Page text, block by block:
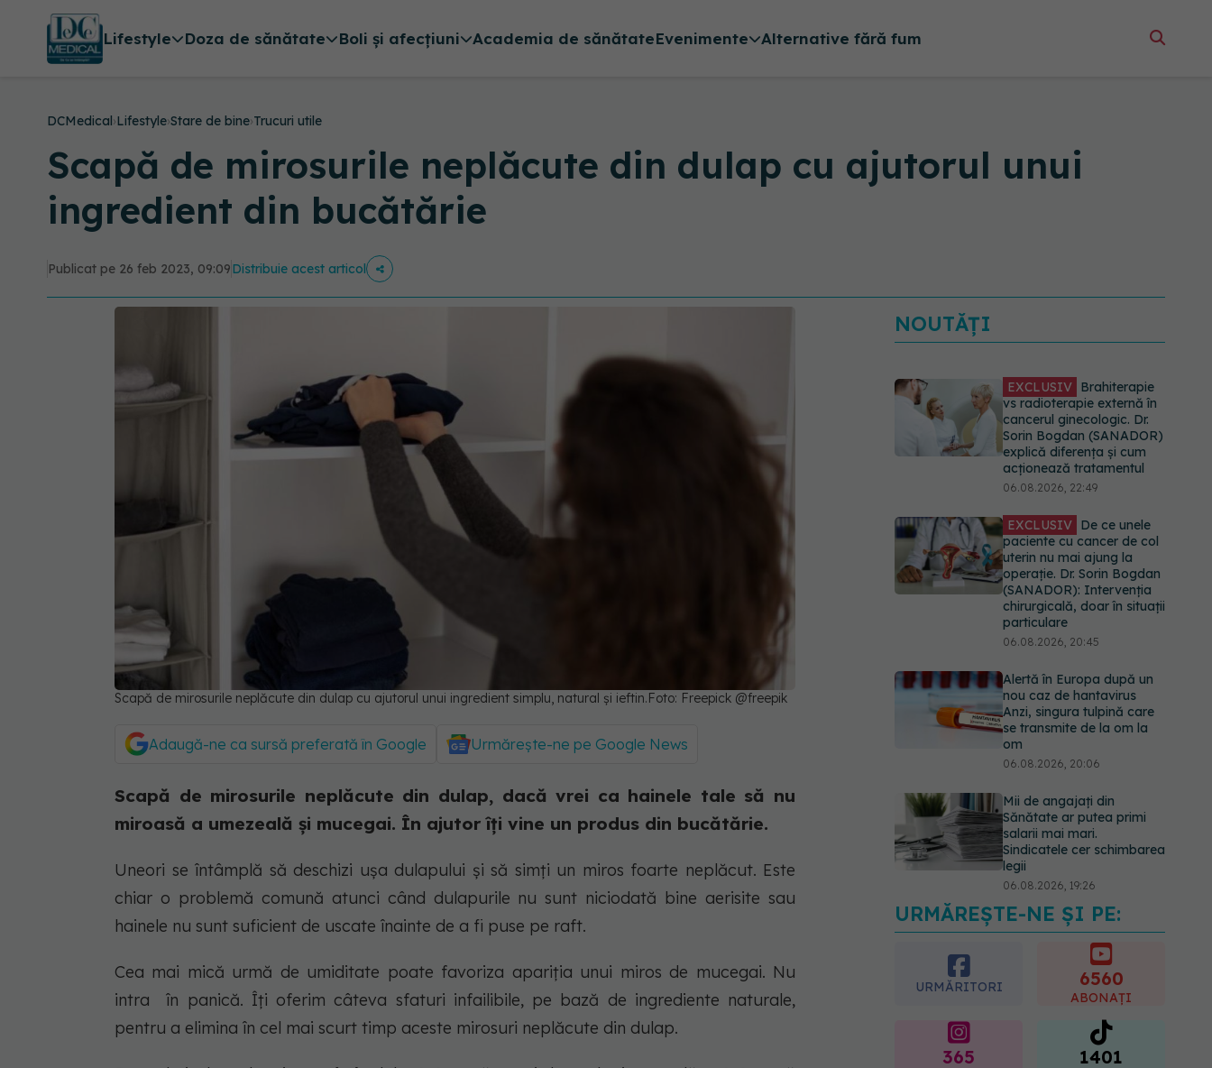
Lifestyle Doza de sănătate Boli și afecțiuni Academia de sănătateEvenimente Alternative fără fum
DCMedical›Lifestyle›Stare de bine›Trucuri utile
Scapă de mirosurile neplăcute din dulap cu ajutorul unui
ingredient din bucătărie
Publicat pe 26 feb 2023, 09:09Distribuie acest articol
Scapă de mirosurile neplăcute din dulap cu ajutorul unui ingredient simplu, natural și ieftin.Foto: Freepick @freepik
Adaugă-ne ca sursă preferată în Google Urmărește-ne pe Google News
Scapă de mirosurile neplăcute din dulap, dacă vrei ca hainele tale să nu
miroasă a umezeală și mucegai. În ajutor îți vine un produs din bucătărie.
Uneori se întâmplă să deschizi ușa dulapului și să simți un miros foarte neplăcut. Este
chiar o problemă comună atunci când dulapurile nu sunt niciodată bine aerisite sau
hainele nu sunt suficient de uscate înainte de a fi puse pe raft.
Cea mai mică urmă de umiditate poate favoriza apariția unui miros de mucegai. Nu
intra în panică. Îți oferim câteva sfaturi infailibile, pe bază de ingrediente naturale,
pentru a elimina în cel mai scurt timp aceste mirosuri neplăcute din dulap.
NOUTĂȚI
EXCLUSIV Brahiterapie
vs radioterapie externă în
cancerul ginecologic. Dr.
Sorin Bogdan (SANADOR)
explică diferența și cum
acționează tratamentul
06.08.2026, 22:49
EXCLUSIV De ce unele
paciente cu cancer de col
uterin nu mai ajung la
operație. Dr. Sorin Bogdan
(SANADOR): Intervenția
chirurgicală, doar în situații
particulare
06.08.2026, 20:45
Alertă în Europa după un
nou caz de hantavirus
Anzi, singura tulpină care
se transmite de la om la
om
06.08.2026, 20:06
Mii de angajați din
Sănătate ar putea primi
salarii mai mari.
Sindicatele cer schimbarea
legii
06.08.2026, 19:26
Alergia la ambrozie: 4
lucruri esențiale despre
simptome, prevenție și
tratament, explicate de dr.
Tudor Ciuhodaru
URMĂREȘTE-NE ȘI PE:
URMĂRITORI 6560
ABONAȚI
365 1401